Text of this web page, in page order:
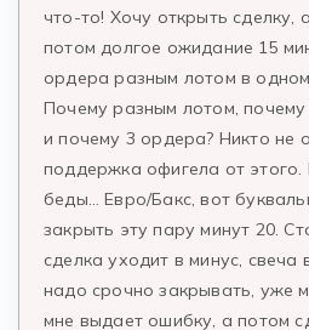
что-то! Хочу открыть сделку,
потом долгое ожидание 15
ордера разным лотом в
Почему разным лотом,
и почему 3 ордера? Никто не
поддержка офигела от
беды… Евро/Бакс, вот
закрыть эту пару минут 20.
сделка уходит в минус, свеча
надо срочно закрывать, уже
мне выдает ошибку, а потом